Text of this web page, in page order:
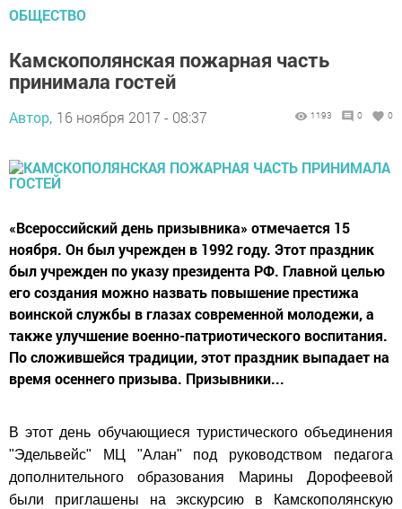
ОБЩЕСТВО
Камскополянская пожарная часть
принимала гостей
Автор, 16 ноября 2017 - 08:37 1193 0 0
«Всероссийский день призывника» отмечается 15
ноября. Он был учрежден в 1992 году. Этот праздник
был учрежден по указу президента РФ. Главной целью
его создания можно назвать повышение престижа
воинской службы в глазах современной молодежи, а
также улучшение военно-патриотического воспитания.
По сложившейся традиции, этот праздник выпадает на
время осеннего призыва. Призывники...
В этот день обучающиеся туристического объединения
"Эдельвейс" МЦ "Алан" под руководством педагога
дополнительного образования Марины Дорофеевой
были приглашены на экскурсию в Камскополянскую